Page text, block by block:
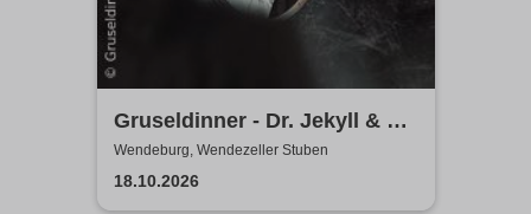
Gruseldinner - Dr. Jekyll & Mr.
Hyde
Wendeburg, Wendezeller Stuben
18.10.2026